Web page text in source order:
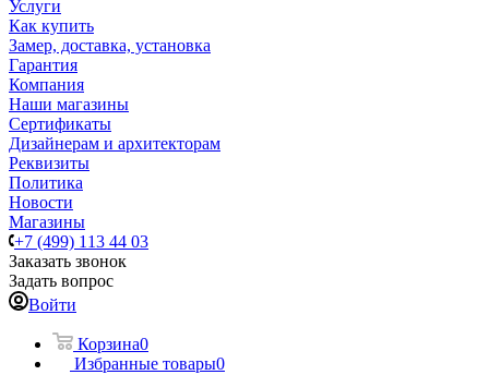
Услуги
Как купить
Замер, доставка, установка
Гарантия
Компания
Наши магазины
Сертификаты
Дизайнерам и архитекторам
Реквизиты
Политика
Новости
Магазины
+7 (499) 113 44 03
Заказать звонок
Задать вопрос
Войти
Корзина0
Избранные товары0